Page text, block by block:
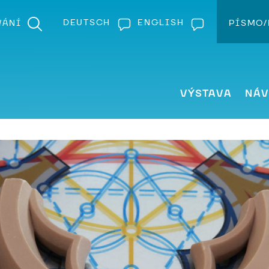
DEUTSCH ENGLISH PÍSMO/
VÝSTAVA